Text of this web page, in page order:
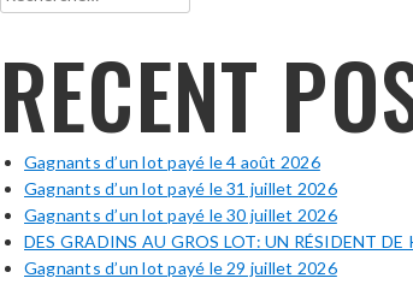
RECENT
Gagnants d’un lot payé le 4 août 2026
Gagnants d’un lot payé le 31 juillet 2026
Gagnants d’un lot payé le 30 juillet 2026
DES GRADINS AU GROS LOT: UN RÉSIDENT
Gagnants d’un lot payé le 29 juillet 2026